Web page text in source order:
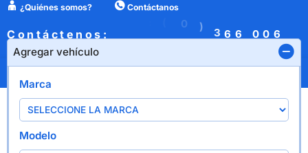
¿Quiénes somos? Contáctanos
Contáctenos:
0 ) 3
66 0 0 6
Agregar vehículo
Marca
Modelo